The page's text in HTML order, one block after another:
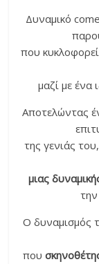
Δυναμικό
που
μαζί με ένα
Αποτελώντας
της γενιάς
μιας
Ο δυναμισμός
που